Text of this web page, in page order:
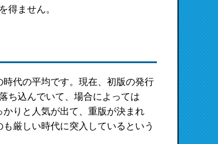
得ません。
代の平均です。現在、初版の発行
ち込んでいて、場合によっては
りと人気が出て、重版が決まれ
厳しい時代に突入しているという